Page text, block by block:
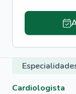
Cardiologista